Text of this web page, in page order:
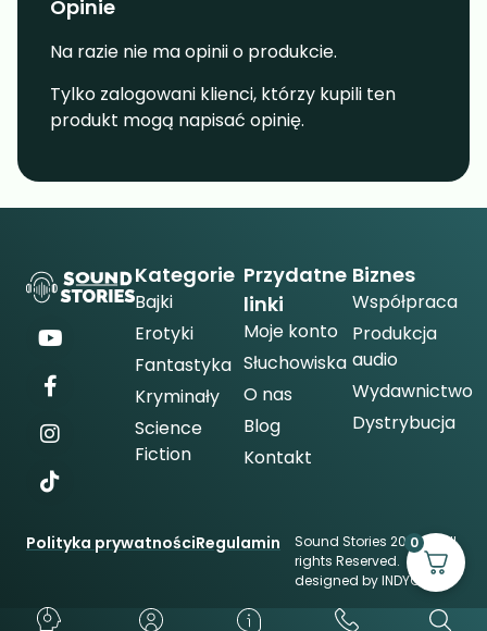
Opinie
Na razie nie ma opinii o produkcie.
Tylko zalogowani klienci, którzy kupili ten
produkt mogą napisać opinię.
Kategorie
Bajki
Erotyki
Fantastyka
Kryminały
Science
Fiction
Przydatne
linki
Moje konto
Słuchowiska
O nas
Blog
Kontakt
Biznes
Współpraca
Produkcja
audio
Wydawnictwo
Dystrybucja
Polityka prywatnościRegulamin
Sound Stories 2026 © All
rights Reserved.
designed byINDYGO
0